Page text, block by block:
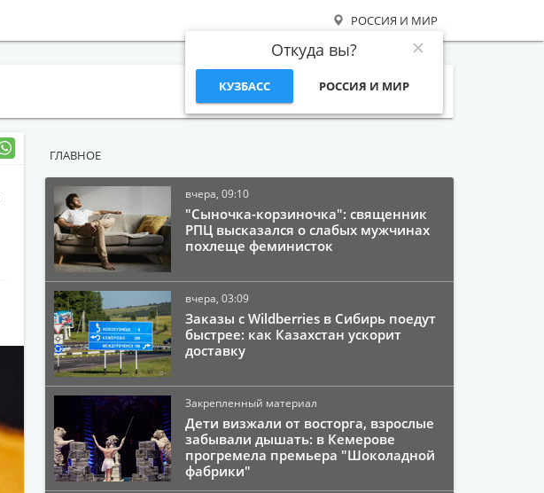
РОССИЯ И МИР
Откуда вы?
КУЗБАСС РОССИЯ И МИР
Поиск
ГЛАВНОЕ
вчера, 09:10
"Сыночка-корзиночка": священник
РПЦ высказался о слабых мужчинах
похлеще феминисток
вчера, 03:09
Заказы с Wildberries в Сибирь поедут
быстрее: как Казахстан ускорит
доставку
Закрепленный материал
Дети визжали от восторга, взрослые
забывали дышать: в Кемерове
прогремела премьера "Шоколадной
фабрики"